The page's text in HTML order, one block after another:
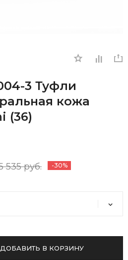
3 Туфли
кожа
(36)
535 руб. -30%
ДОБАВИТЬ В КОРЗИНУ